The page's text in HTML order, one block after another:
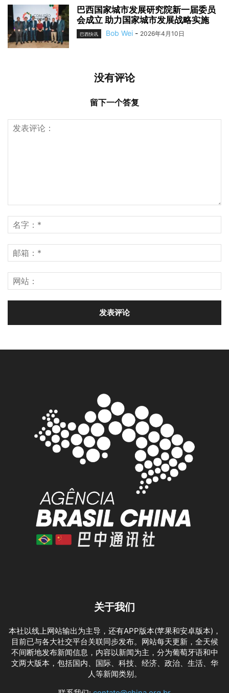
巴西国家城市发展研究院新一届委员
会成立 助力国家城市发展战略实施
巴西快讯 Bob Wei - 2026年4月10日
没有评论
留下一个答复
关于我们
本社以线上网站输出为主导，还有APP版本(苹果和安卓版本)，
目前已与各大社交平台关联同步发布。网站每天更新，全天候
不间断地发布新闻信息，内容以新闻为主，分为葡萄牙语和中
文两大版本，包括国内、国际、科技、经济、政治、生活、华
人等新闻类别。